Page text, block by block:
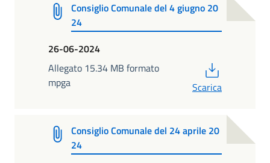
Consiglio Comunale del 4 giugno 20
24
26-06-2024
Allegato 15.34 MB formato
mpga
Scarica
Consiglio Comunale del 24 aprile 20
24